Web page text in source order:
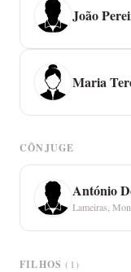
João
Maria
CÔNJUGE
Lameiras,
FILHOS(1)